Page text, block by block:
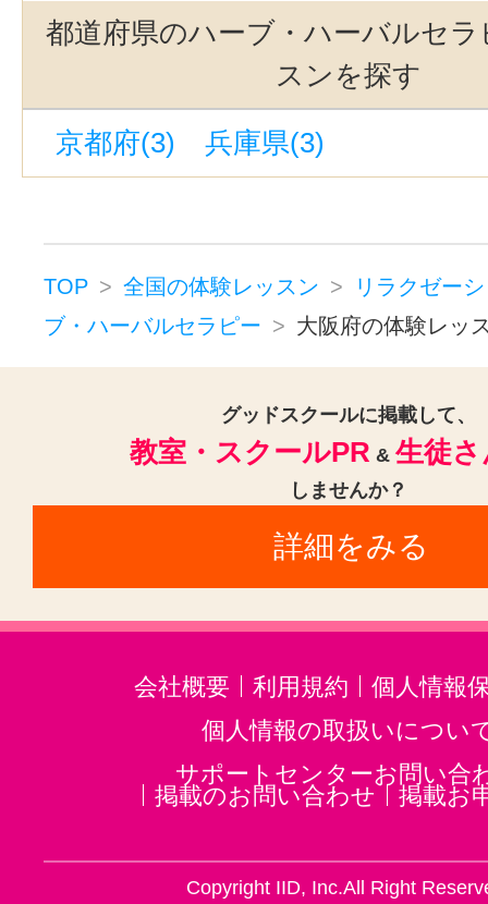
推拿（すいな）(2)
リフレクソ
マッサージ(25)
フットケア・フットマッサージ
ボディケア・ボディマッサージ
ヘッドマッサージ・ヘッドスパ
スウェディッシュマッサージ(6)
バリニーズ(6)
ロミロミマッサ
リラクゼーションその他(29)
都道府県のハーブ・ハーバルセ
スンを探す
京都府(3) 兵庫県(3)
TOP 全国の体験レッスン
リラクゼー
ブ・ハーバルセラピー
大阪府の体験レッ
グッドスクールに掲載して、
教室・スクールPR & 生徒
しませんか？
詳細をみる
会社概要 利用規約
個人情報
個人情報の取扱いについ
サポートセンターお問い合
掲載のお問い合わせ
掲載お
Copyright IID, Inc.All Right